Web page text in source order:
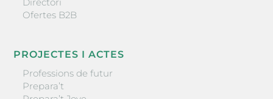
Ofertes B2B
PROJECTES I ACTES
Professions de futur
Prepara’t